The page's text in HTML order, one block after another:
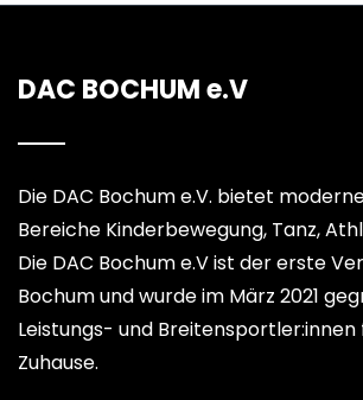
DAC BOCHUM e.V
Die DAC Bochum e.V. bietet
Bereiche Kinderbewegung, Tanz,
Die DAC Bochum e.V ist der erste
Bochum und wurde im März 2021
Leistungs- und Breitensportler:innen
Zuhause.